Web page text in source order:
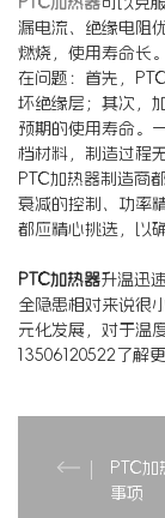
漏电流、绝缘电阻
燃烧，使用寿命长
在问题：首先，
坏绝缘层；其次，
预期的使用寿命。
档材料，制造过程
PTC加热器制造商
衰减的控制、功率
都应精心挑选，以
PTC加热器升温迅
全隐患相对来说很
元化发展，对于温
13506120522了解更
PTC
事项